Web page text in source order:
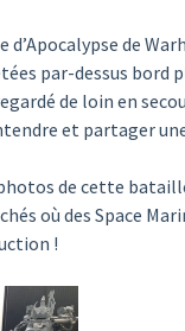
de
par-dessus bord
de loin en
et partager
de cette
où des Space
!